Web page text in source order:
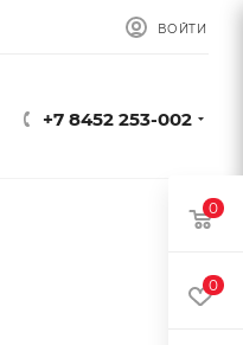
ВОЙТИ
+7 8452 253-002
0
0